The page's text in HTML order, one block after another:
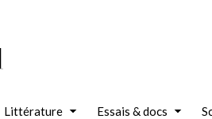
Littérature Essais & docs